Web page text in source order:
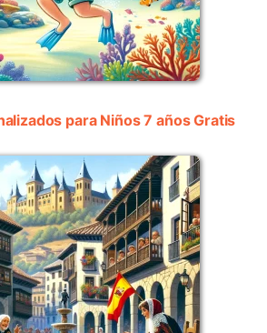
para Niños 7 años Gratis